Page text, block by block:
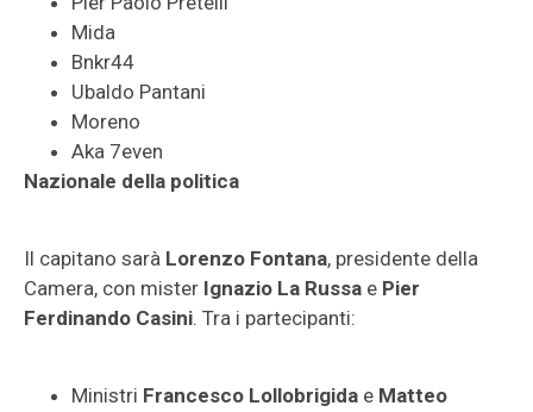
Mida
Bnkr44
Ubaldo Pantani
Moreno
Aka 7even
Nazionale della politica
Il capitano sarà Lorenzo Fontana, presidente della
Camera, con mister Ignazio La Russa e Pier
Ferdinando Casini. Tra i partecipanti:
Ministri Francesco Lollobrigida e Matteo